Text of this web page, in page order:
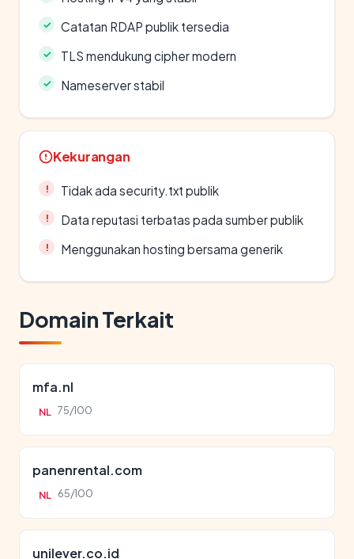
Catatan RDAP publik tersedia
TLS mendukung cipher modern
Nameserver stabil
Kekurangan
Tidak ada security.txt publik
Data reputasi terbatas pada sumber publik
Menggunakan hosting bersama generik
Domain Terkait
mfa.nl
NL 75/100
panenrental.com
NL 65/100
unilever.co.id